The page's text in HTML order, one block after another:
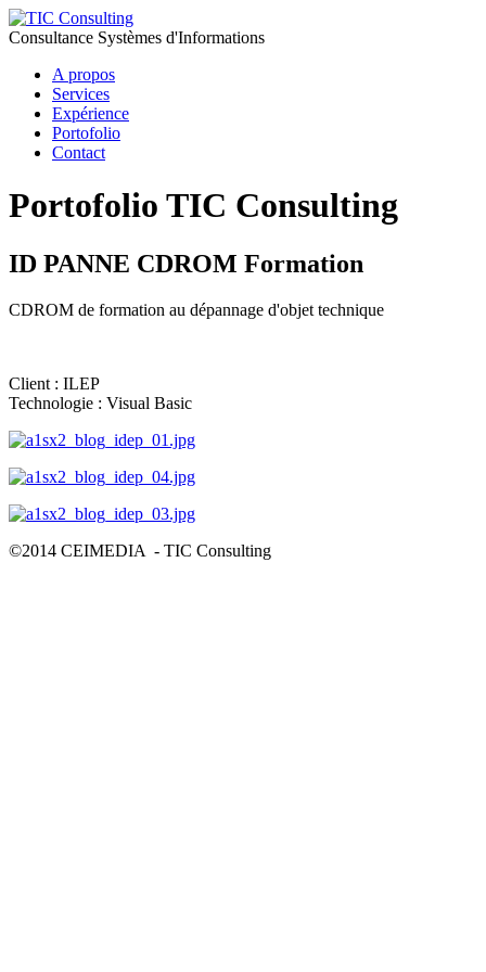
Consultance Systèmes d'Informations
A propos
Services
Expérience
Portofolio
Contact
Portofolio TIC Consulting
ID PANNE CDROM Formation
CDROM de formation au dépannage d'objet technique
Client : ILEP
Technologie : Visual Basic
©2014 CEIMEDIA - TIC Consulting